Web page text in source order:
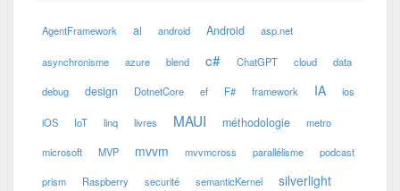
AgentFramework ai android Android asp.net
asynchronisme azure blend c# ChatGPT cloud data
debug design DotnetCore ef F# framework IA ios
iOS IoT linq livres MAUI méthodologie metro
microsoft MVP mvvm mvvmcross parallélisme podcast
prism Raspberry securité semanticKernel silverlight